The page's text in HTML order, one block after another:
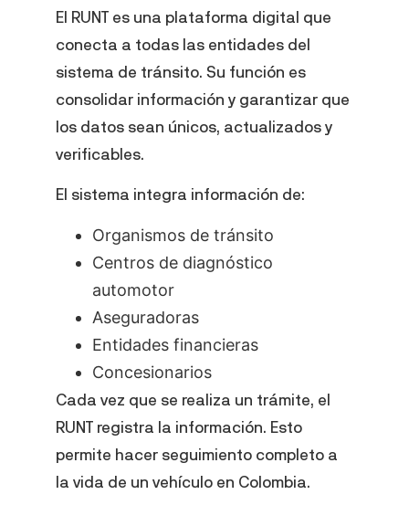
El RUNT es una plataforma digital que
conecta a todas las entidades del
sistema de tránsito. Su función es
consolidar información y garantizar que
los datos sean únicos, actualizados y
verificables.
El sistema integra información de:
Organismos de tránsito
Centros de diagnóstico
automotor
Aseguradoras
Entidades financieras
Concesionarios
Cada vez que se realiza un trámite, el
RUNT registra la información. Esto
permite hacer seguimiento completo a
la vida de un vehículo en Colombia.